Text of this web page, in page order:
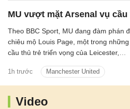
cường độ suy giảm và sự kết nối bắt
MU vượt mặt Arsenal vụ
1h trước Manchester United
Theo BBC Sport, MU đang đàm phán
chiêu mộ Louis Page, một trong những
cầu thủ trẻ triển vọng của Leicester,
Video